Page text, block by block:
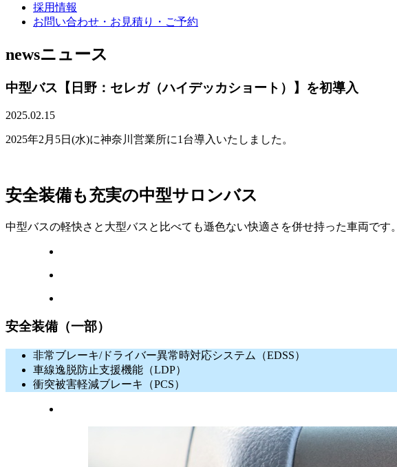
採用情報
お問い合わせ・お見積り・ご予約
newsニュース
中型バス【日野：セレガ（ハイデッカショート）】を初導入
2025.02.15
2025年2月5日(水)に神奈川営業所に1台導入いたしました。
安全装備も充実の中型サロンバス
中型バスの軽快さと大型バスと比べても遜色ない快適さを併せ持った車両です。
安全装備（一部）
非常ブレーキ/ドライバー異常時対応システム（EDSS）
車線逸脱防止支援機能（LDP）
衝突被害軽減ブレーキ（PCS）